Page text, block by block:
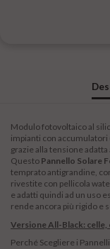
Modulo fotovoltaico al
impianti con
grazie alla tensione
Questo Pannello Solare
temprato antigrandine,
rivestite con pellicola
e adatti quindi ad un uso
rende ancora più rigido e
Versione All-Black:
Perché Scegliere i